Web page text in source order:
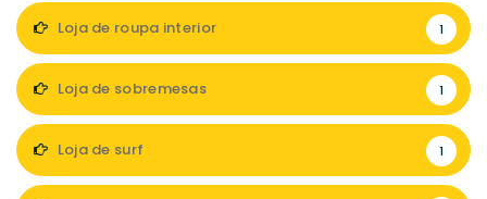
Loja de roupa interior 1
Loja de sobremesas 1
Loja de surf 1